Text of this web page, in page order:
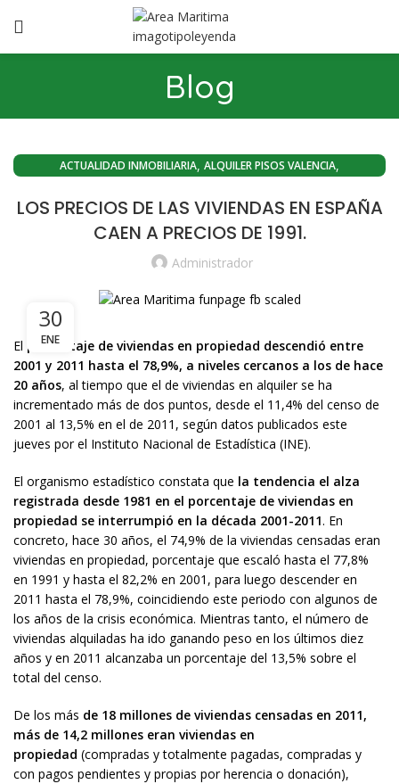
Blog
ACTUALIDAD INMOBILIARIA, ALQUILER PISOS VALENCIA,
LOS PRECIOS DE LAS VIVIENDAS EN ESPAÑA
CAEN A PRECIOS DE 1991.
Administrador
30
ENE
El porcentaje de viviendas en propiedad descendió entre
2001 y 2011 hasta el 78,9%, a niveles cercanos a los de hace
20 años, al tiempo que el de viviendas en alquiler se ha
incrementado más de dos puntos, desde el 11,4% del censo de
2001 al 13,5% en el de 2011, según datos publicados este
jueves por el Instituto Nacional de Estadística (INE).
El organismo estadístico constata que la tendencia el alza
registrada desde 1981 en el porcentaje de viviendas en
propiedad se interrumpió en la década 2001-2011. En
concreto, hace 30 años, el 74,9% de la viviendas censadas eran
viviendas en propiedad, porcentaje que escaló hasta el 77,8%
en 1991 y hasta el 82,2% en 2001, para luego descender en
2011 hasta el 78,9%, coincidiendo este periodo con algunos de
los años de la crisis económica. Mientras tanto, el número de
viviendas alquiladas ha ido ganando peso en los últimos diez
años y en 2011 alcanzaba un porcentaje del 13,5% sobre el
total del censo.
De los más de 18 millones de viviendas censadas en 2011,
más de 14,2 millones eran viviendas en
propiedad (compradas y totalmente pagadas, compradas y
con pagos pendientes y propias por herencia o donación),